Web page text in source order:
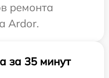
ремонта
Ardor.
за 35 минут